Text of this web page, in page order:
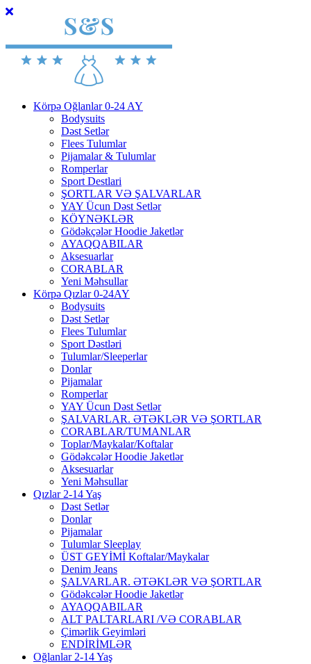
Körpə Oğlanlar 0-24 AY
Bodysuits
Dəst Setlər
Flees Tulumlar
Pijamalar & Tulumlar
Romperlar
Sport Destlari
ŞORTLAR VƏ ŞALVARLAR
YAY Ücun Dəst Setlər
KÖYNƏKLƏR
Gödəkçələr Hoodie Jaketlər
AYAQQABILAR
Aksesuarlar
CORABLAR
Yeni Məhsullar
Körpə Qızlar 0-24AY
Bodysuits
Dəst Setlər
Flees Tulumlar
Sport Dəstləri
Tulumlar/Sleeperlar
Donlar
Pijamalar
Romperlar
YAY Ücun Dəst Setlər
ŞALVARLAR. ƏTƏKLƏR VƏ ŞORTLAR
CORABLAR/TUMANLAR
Toplar/Maykalar/Koftalar
Gödəkcələr Hoodie Jaketlər
Aksesuarlar
Yeni Məhsullar
Qızlar 2-14 Yaş
Dəst Setlər
Donlar
Pijamalar
Tulumlar Sleeplay
ÜST GEYİMİ Koftalar/Maykalar
Denim Jeans
ŞALVARLAR. ƏTƏKLƏR VƏ ŞORTLAR
Gödəkcələr Hoodie Jaketlər
AYAQQABILAR
ALT PALTARLARI /VƏ CORABLAR
Çimərlik Geyimləri
ENDİRİMLƏR
Oğlanlar 2-14 Yaş